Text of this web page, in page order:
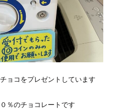
ョコをプレゼントしています
％のチョコレートです